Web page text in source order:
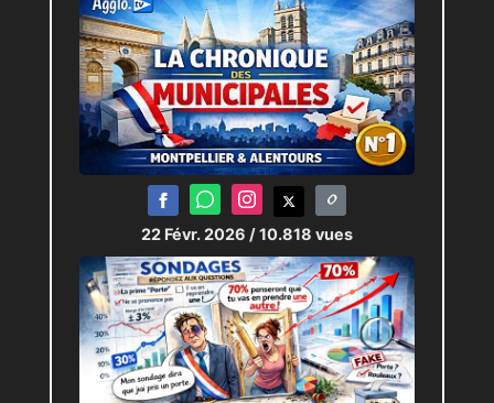
22 Févr. 2026 / 10.818 vues